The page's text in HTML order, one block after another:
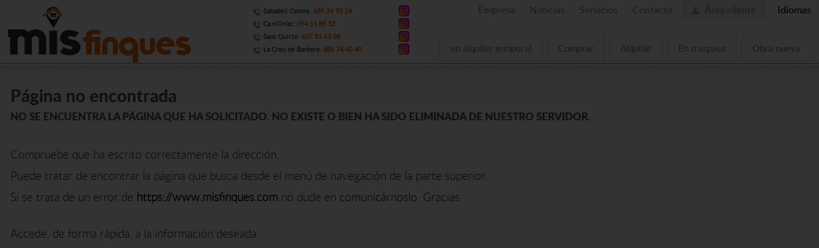
Sabadell Centre: 635 24 93 24
Ca n'Oriac: 654 11 85 52
Sant Quirze: 607 81 63 68
La Creu de Barberà: 685 74 40 40
Idiomas
Obra nueva
En traspaso
Alquilar
Comprar
en alquiler temporal
Página no encontrada
NO SE ENCUENTRA LA PÁGINA QUE HA SOLICITADO. NO EXISTE O BIEN HA SIDO ELIMINADA DE NUESTRO SERVIDOR.
Compruebe que ha escrito correctamente la dirección.
Puede tratar de encontrar la página que busca desde el menú de navegación de la parte superior.
Si se trata de un error de https://www.misfinques.com no dude en comunicárnoslo. Gracias.
Accede, de forma rápida, a la información deseada.